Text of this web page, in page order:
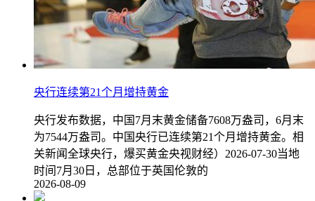
央行连续第21个月增持黄金
央行发布数据，中国7月末黄金储备7608万盎司，6月末
为7544万盎司。中国央行已连续第21个月增持黄金。相
关新闻全球央行，爆买黄金央视财经）2026-07-30当地
时间7月30日，总部位于英国伦敦的
2026-08-09